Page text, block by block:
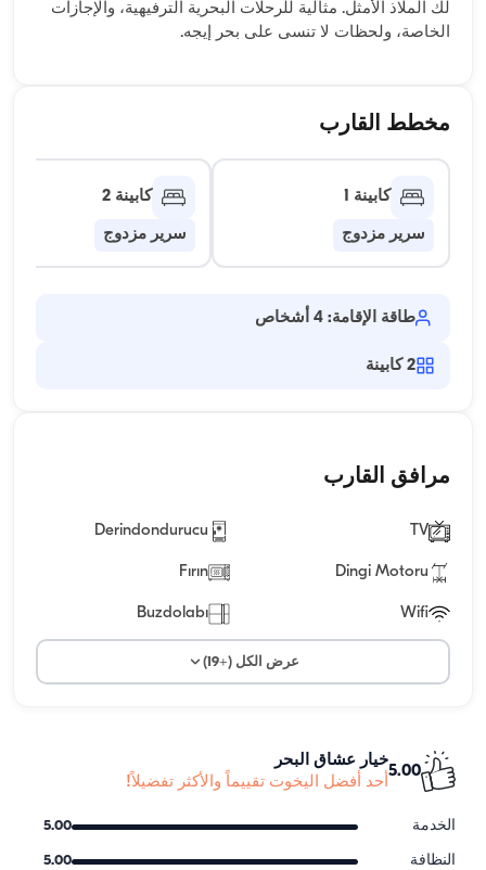
لك الملاذ الأمثل. مثالية للرحلات البحرية الترفيهية، والإجازات
الخاصة، ولحظات لا تنسى على بحر إيجه.
مخطط القارب
كابينة 1
سرير مزدوج
كابينة 2
سرير مزدوج
طاقة الإقامة: 4 أشخاص
2 كابينة
مرافق القارب
TV
Derindondurucu
Dingi Motoru
Fırın
Wifi
Buzdolabı
عرض الكل (+19)
5.00
خيار عشاق البحر
أحد أفضل اليخوت تقييماً والأكثر تفضيلاً!
الخدمة 5.00
النظافة 5.00